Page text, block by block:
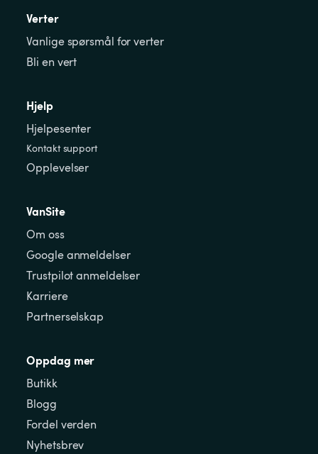
Verter
Vanlige spørsmål for verter
Bli en vert
Hjelp
Hjelpesenter
Kontakt support
Opplevelser
VanSite
Om oss
Google anmeldelser
Trustpilot anmeldelser
Karriere
Partnerselskap
Oppdag mer
Butikk
Blogg
Fordel verden
Nyhetsbrev